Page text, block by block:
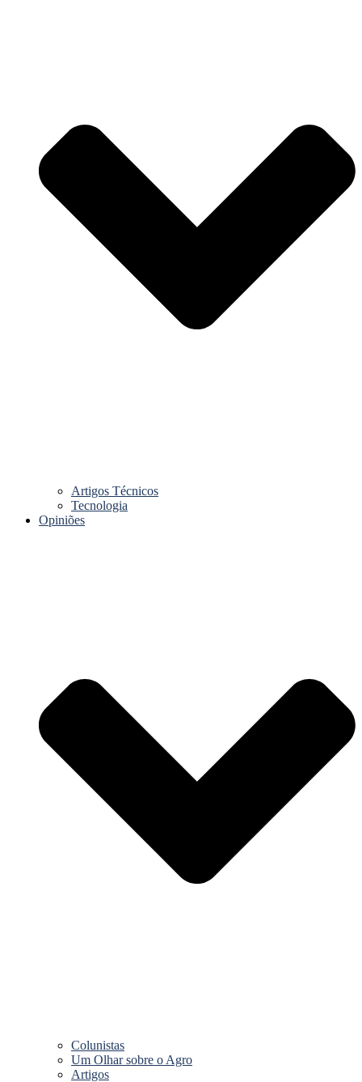
Artigos Técnicos
Tecnologia
Opiniões
Colunistas
Um Olhar sobre o Agro
Artigos